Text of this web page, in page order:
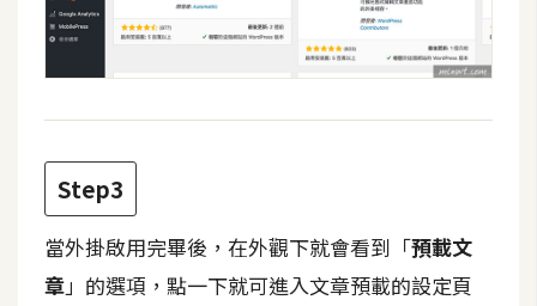
裝
定
外
掛
Step3
當外掛啟用完畢後，在外觀下就會看到「預載文
章」的選項，點一下就可進入文章預載的設定頁